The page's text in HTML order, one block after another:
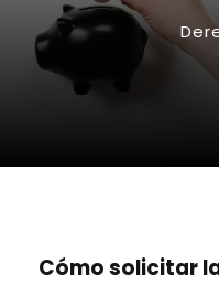
Cómo solicitar